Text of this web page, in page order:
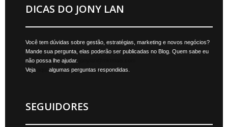
DICAS DO JONY LAN
Você tem dúvidas sobre gestão, estratégias, marketing e novos negócios?
Mande sua pergunta, elas poderão ser publicadas no Blog. Quem sabe eu
não possa lhe ajudar.
Veja
algumas perguntas respondidas.
SEGUIDORES